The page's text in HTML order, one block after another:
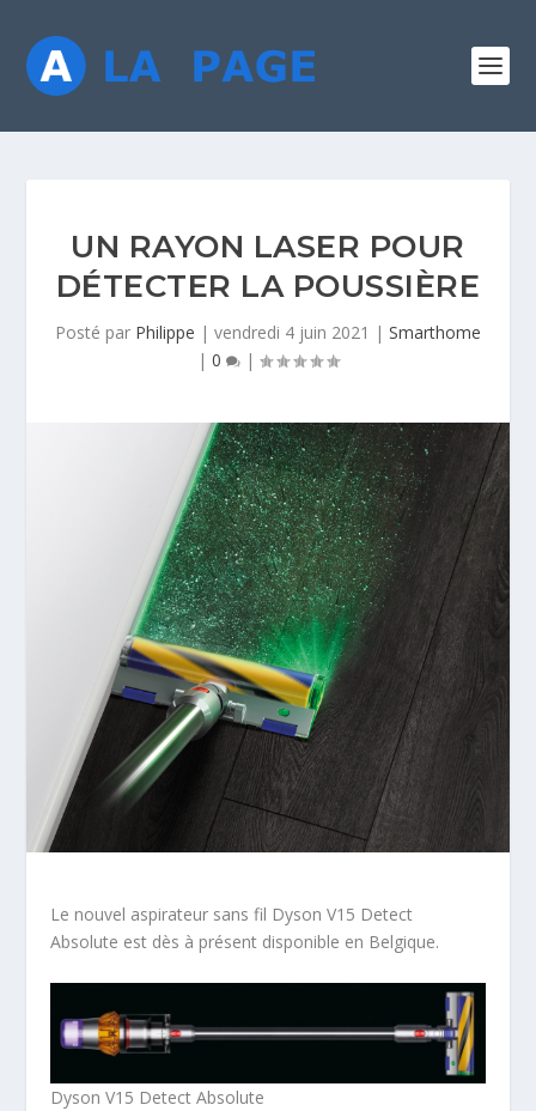
UN RAYON LASER POUR
DÉTECTER LA POUSSIÈRE
Posté par Philippe | vendredi 4 juin 2021 | Smarthome
| 0 |
Le nouvel aspirateur sans fil Dyson V15 Detect
Absolute est dès à présent disponible en Belgique.
Dyson V15 Detect Absolute